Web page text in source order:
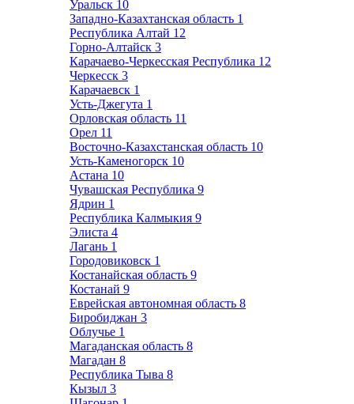
Уральск 10
Западно-Казахтанская область 1
Республика Алтай 12
Горно-Алтайск 3
Карачаево-Черкесская Республика 12
Черкесск 3
Карачаевск 1
Усть-Джегута 1
Орловская область 11
Орел 11
Восточно-Казахстанская область 10
Усть-Каменогорск 10
Астана 10
Чувашская Республика 9
Ядрин 1
Республика Калмыкия 9
Элиста 4
Лагань 1
Городовиковск 1
Костанайская область 9
Костанай 9
Еврейская автономная область 8
Биробиджан 3
Облучье 1
Магаданская область 8
Магадан 8
Республика Тыва 8
Кызыл 3